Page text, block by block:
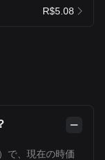
R$5.08
で、現在の時価